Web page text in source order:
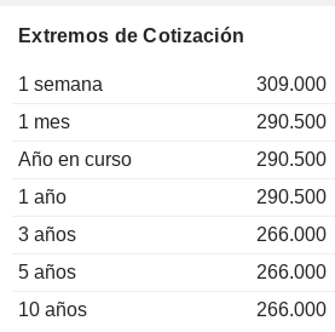
Extremos de Cotización
1 semana 309.000
1 mes
290.500
Año en curso
290.500
1 año
290.500
3 años
266.000
5 años
266.000
10 años
266.000